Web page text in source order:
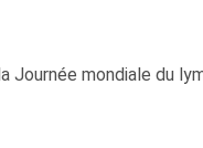
Journée mondiale du